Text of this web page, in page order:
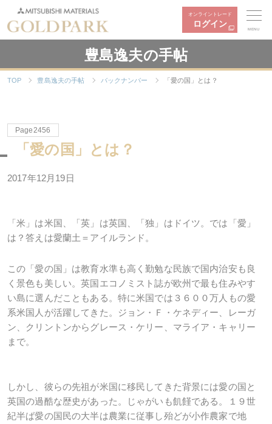
オンライントレード
ログイン
MENU
豊島逸夫の手帖
TOP 豊島逸夫の手帖 バックナンバー 「愛の国」とは？
Page2456
「愛の国」とは？
2017年12月19日
「米」は米国、「英」は英国、「独」はドイツ。では「愛」
は？答えは愛蘭土＝アイルランド。
この「愛の国」は教育水準も高く勤勉な民族で国内治安も良
く景色も美しい。英国エコノミスト誌が欧州で最も住みやす
い島に選んだこともある。特に米国では３６００万人もの愛
系米国人が活躍してきた。ジョン・Ｆ・ケネディー、レーガ
ン、クリントンからグレース・ケリー、マライア・キャリー
まで。
しかし、彼らの先祖が米国に移民してきた背景には愛の国と
英国の過酷な歴史があった。じゃがいも飢饉である。１９世
紀半ば愛の国民の大半は農業に従事し殆どが小作農家で地